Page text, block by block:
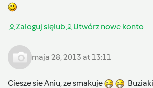
Zaloguj sięlub Utwórz nowe konto
maja 28, 2013 at 13:11
Ciesze sie Aniu, ze smakuje Buziaki